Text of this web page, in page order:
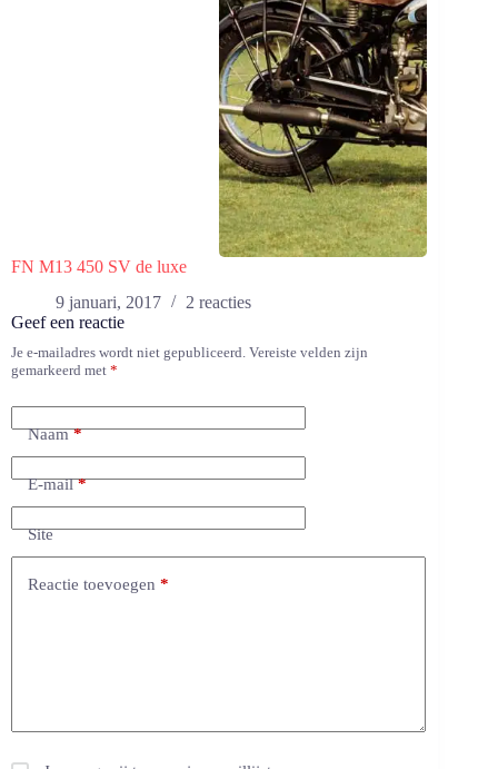
FN M13 450 SV de luxe
9 januari, 2017
2 reacties
Geef een reactie
Je e-mailadres wordt niet gepubliceerd. Vereiste velden zijn
gemarkeerd met *
Naam*
E-mail*
Site
Reactie toevoegen *